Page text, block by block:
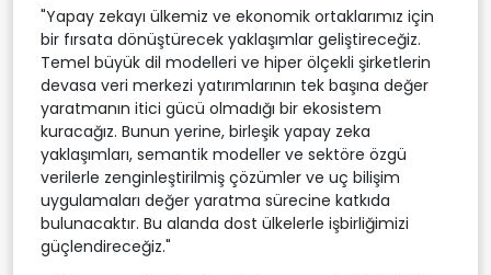
"Yapay zekayı ülkemiz ve ekonomik ortaklarımız için
bir fırsata dönüştürecek yaklaşımlar geliştireceğiz.
Temel büyük dil modelleri ve hiper ölçekli şirketlerin
devasa veri merkezi yatırımlarının tek başına değer
yaratmanın itici gücü olmadığı bir ekosistem
kuracağız. Bunun yerine, birleşik yapay zeka
yaklaşımları, semantik modeller ve sektöre özgü
verilerle zenginleştirilmiş çözümler ve uç bilişim
uygulamaları değer yaratma sürecine katkıda
bulunacaktır. Bu alanda dost ülkelerle işbirliğimizi
güçlendireceğiz."